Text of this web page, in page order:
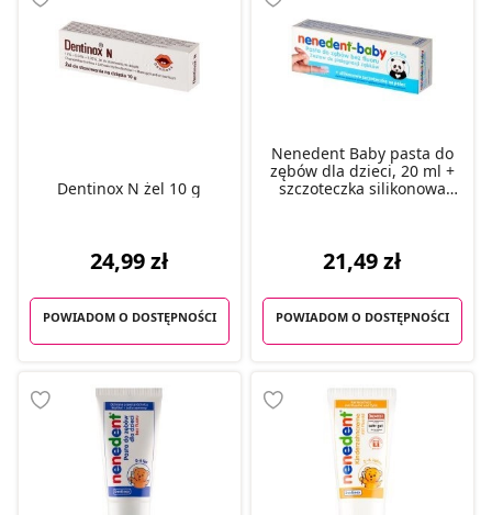
Dentinox N żel 10 g
24,99 zł
POWIADOM O DOSTĘPNOŚCI
Nenedent Baby pasta do
zębów dla dzieci, 20 ml +
szczoteczka silikonowa
21,49 zł
POWIADOM O DOSTĘPNOŚCI